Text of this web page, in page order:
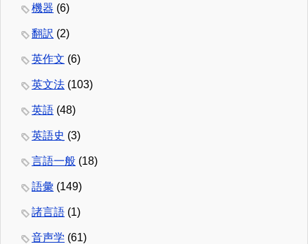
機器 (6)
翻訳 (2)
英作文 (6)
英文法 (103)
英語 (48)
英語史 (3)
言語一般 (18)
語彙 (149)
諸言語 (1)
音声学 (61)